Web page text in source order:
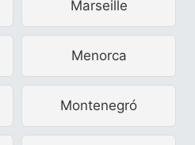
Marseille
Menorca
Montenegró